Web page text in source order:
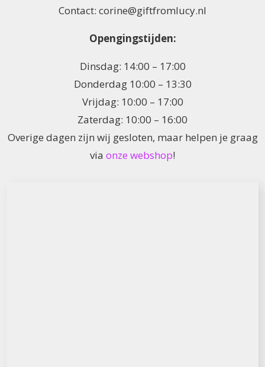
Contact: corine@giftfromlucy.nl
Opengingstijden:
Dinsdag: 14:00 – 17:00
Donderdag 10:00 – 13:30
Vrijdag: 10:00 – 17:00
Zaterdag: 10:00 – 16:00
Overige dagen zijn wij gesloten, maar helpen je graag
via onze webshop!